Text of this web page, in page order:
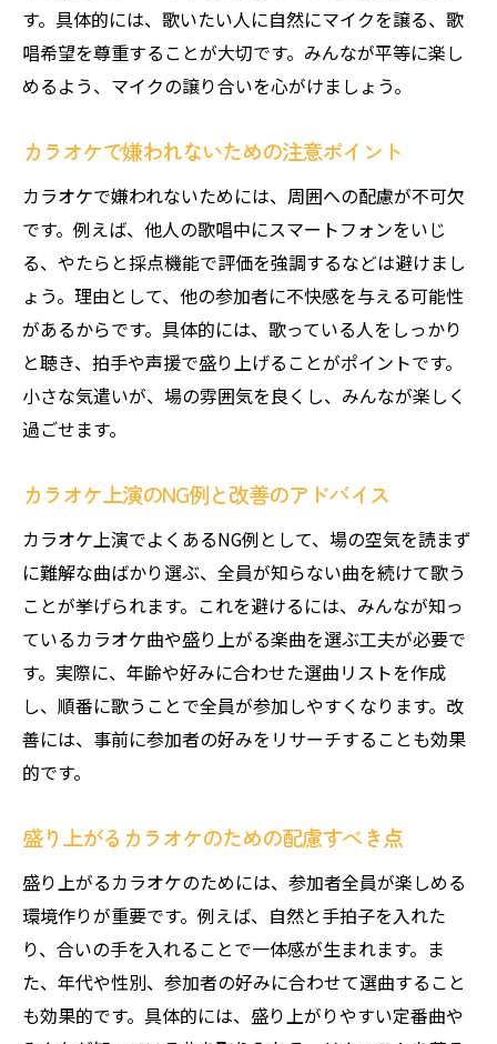
す。具体的には、歌いたい人に自然にマイクを譲る、歌
唱希望を尊重することが大切です。みんなが平等に楽し
めるよう、マイクの譲り合いを心がけましょう。
カラオケで嫌われないための注意ポイント
カラオケで嫌われないためには、周囲への配慮が不可欠
です。例えば、他人の歌唱中にスマートフォンをいじ
る、やたらと採点機能で評価を強調するなどは避けまし
ょう。理由として、他の参加者に不快感を与える可能性
があるからです。具体的には、歌っている人をしっかり
と聴き、拍手や声援で盛り上げることがポイントです。
小さな気遣いが、場の雰囲気を良くし、みんなが楽しく
過ごせます。
カラオケ上演のNG例と改善のアドバイス
カラオケ上演でよくあるNG例として、場の空気を読まず
に難解な曲ばかり選ぶ、全員が知らない曲を続けて歌う
ことが挙げられます。これを避けるには、みんなが知っ
ているカラオケ曲や盛り上がる楽曲を選ぶ工夫が必要で
す。実際に、年齢や好みに合わせた選曲リストを作成
し、順番に歌うことで全員が参加しやすくなります。改
善には、事前に参加者の好みをリサーチすることも効果
的です。
盛り上がるカラオケのための配慮すべき点
盛り上がるカラオケのためには、参加者全員が楽しめる
環境作りが重要です。例えば、自然と手拍子を入れた
り、合いの手を入れることで一体感が生まれます。ま
た、年代や性別、参加者の好みに合わせて選曲すること
も効果的です。具体的には、盛り上がりやすい定番曲や